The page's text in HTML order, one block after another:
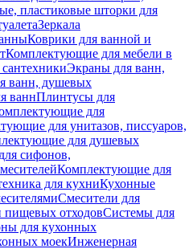
пластиковые шторки для
Зеркала
Коврики для ванной и
Комплектующие для мебели в
Экраны для ванн,
ванн, душевых
ваннПлинтусы для
для
для унитазов, писсуаров,
для душевых
сифонов,
Комплектующие для
для кухниКухонные
Смесители для
пищевых отходовСистемы для
для кухонных
моекИнженерная